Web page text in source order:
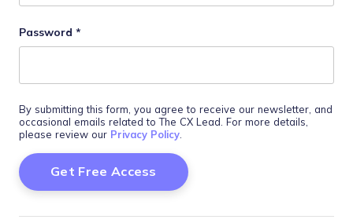
Password *
By submitting this form, you agree to receive our newsletter, and
occasional emails related to The CX Lead. For more details,
please review our Privacy Policy.